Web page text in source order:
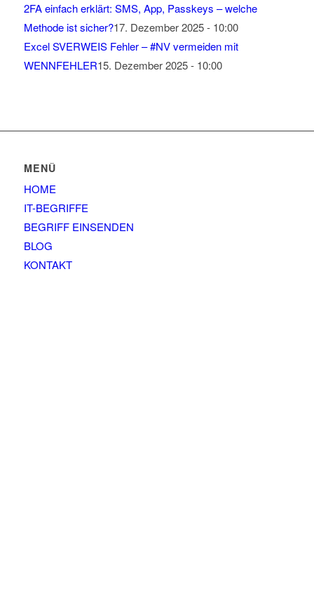
2FA einfach erklärt: SMS, App, Passkeys – welche
Methode ist sicher?17. Dezember 2025 - 10:00
Excel SVERWEIS Fehler – #NV vermeiden mit
WENNFEHLER15. Dezember 2025 - 10:00
MENÜ
HOME
IT-BEGRIFFE
BEGRIFF EINSENDEN
BLOG
KONTAKT